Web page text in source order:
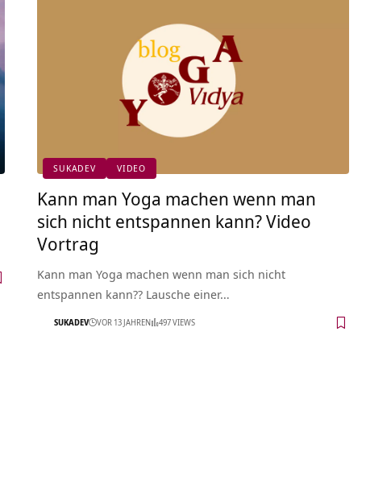
SUKADEV VIDEO
Kann man Yoga machen wenn man
sich nicht entspannen kann? Video
Vortrag
Kann man Yoga machen wenn man sich nicht
entspannen kann?? Lausche einer…
SUKADEV VOR 13 JAHREN 497 VIEWS